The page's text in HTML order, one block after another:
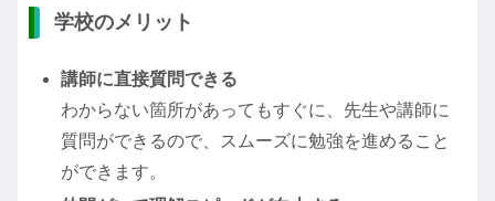
学校のメリット
講師に直接質問できる
わからない箇所があってもすぐに、先生や講師に
質問ができるので、スムーズに勉強を進めること
ができます。